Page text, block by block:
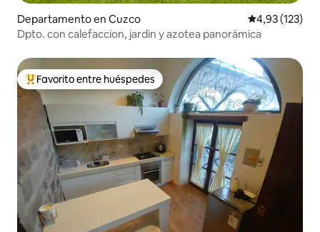
Departamento en Cuzco Calificación
4,93 (123)
Dpto. con calefaccion, jardin y azotea panorámica
Favorito entre los huéspedes más destacados
Favorito entre huéspedes